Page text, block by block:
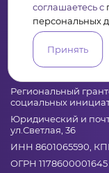
628011, Россия,
г. Ханты-Мансийск,
Юридическая
Региональный
социальных
Юридический и
ул.Светлая, 36
ИНН 8601065590,
ОГРН 1178600001645
соглашаетесь с
персональных
Принять